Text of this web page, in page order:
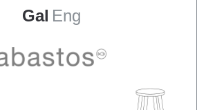
Gal Eng